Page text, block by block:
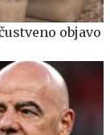
objavo